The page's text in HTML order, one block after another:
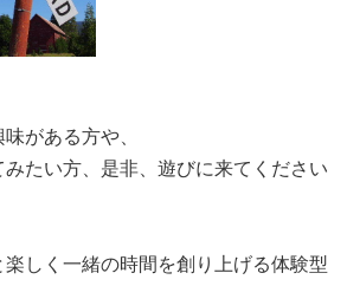
がある方や、
たい方、是非、遊びに来てください
しく一緒の時間を創り上げる体験型